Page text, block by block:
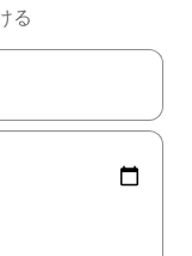
る
を使って移動するか